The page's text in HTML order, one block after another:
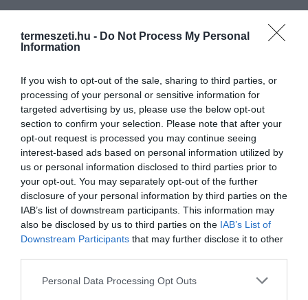
termeszeti.hu - Do Not Process My Personal
Information
If you wish to opt-out of the sale, sharing to third parties, or
processing of your personal or sensitive information for
targeted advertising by us, please use the below opt-out
section to confirm your selection. Please note that after your
opt-out request is processed you may continue seeing
interest-based ads based on personal information utilized by
us or personal information disclosed to third parties prior to
your opt-out. You may separately opt-out of the further
disclosure of your personal information by third parties on the
IAB’s list of downstream participants. This information may
also be disclosed by us to third parties on the IAB’s List of
Downstream Participants that may further disclose it to other
Please note that this website/app uses one or more Google
Personal Data Processing Opt Outs
ELŐZŐ CIKK
ST. PIERRE ÉS MIQUELON: FRANCIAORSZÁG UTOLSÓ BÁSTYÁI
KANADA PARTJAINÁL
ÚJRA MEGTALÁLHATTÁK AZ ŐSI GYÓGY- ÉS FŰSZERNÖVÉNYT,